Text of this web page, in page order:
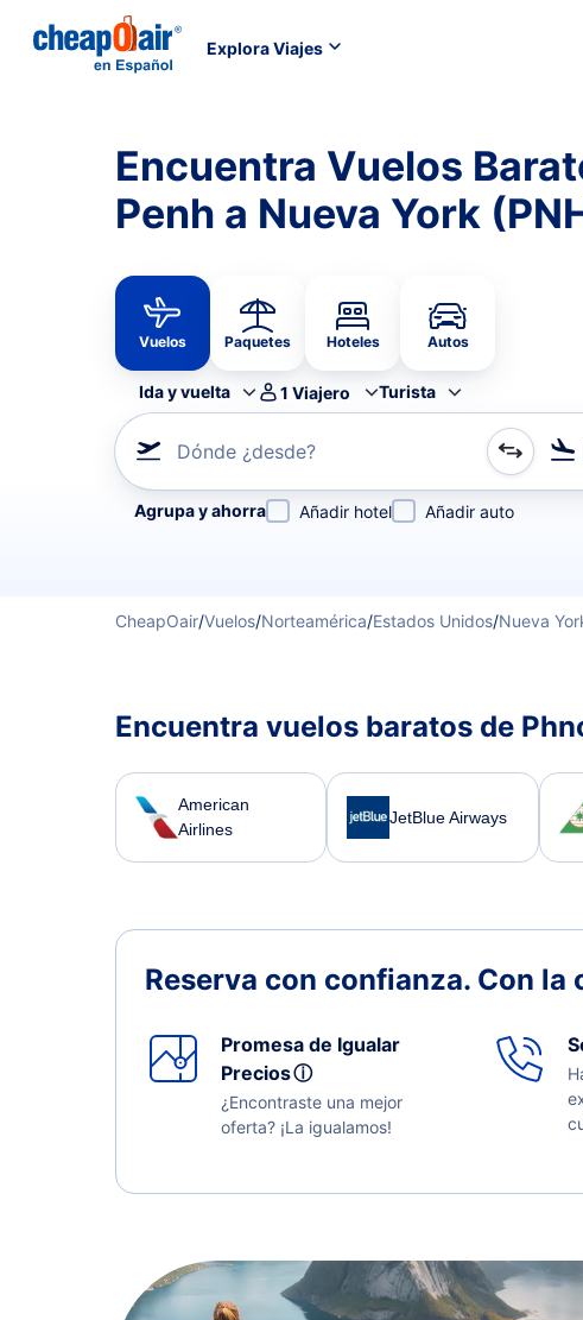
Explora Viajes
Encuentra Vuelos
Penh a Nueva York
Vuelos Paquetes Hoteles Autos
Ida y vuelta 1 Viajero Turista
Dónde ¿desde?
Refina tu búsqueda por aerolínea, por ciudad o aeropuerto
Agrupa y ahorra Añadir hotel Añadir auto
CheapOair/Vuelos/Norteamérica/Estados Unidos/Nueva
Encuentra vuelos baratos de
American
Airlines
JetBlue Airways
Reserva con confianza. Con la
Promesa de Igualar
Preciosⓘ
¿Encontraste una mejor
oferta? ¡La igualamos!